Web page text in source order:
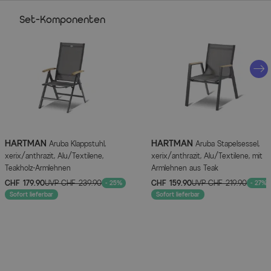
Herstellernummer: 65867210
Material Gestell: pulverbeschichtetes Aluminium
Farbe Gestell: anthrazit (xerix)
Material Bespannung: Textilene
Farbe Bespannung: anthrazit
stapelbar
kann platzsparend verstaut werden
stabil und belastbar
Set-Komponenten
HARTMAN Aruba Klappstuhl,
xerix/anthrazit, Alu/Textilene,
Teakholz-Armlehnen
CHF 179.90UVPCHF 239.90 - 25%
Sofort lieferbar
HARTMAN Aruba Stapelsessel,
xerix/anthrazit, Alu/Textilene, mit
Armlehnen aus Teak
CHF 159.90UVPCHF 219.90 - 27%
Sofort lieferbar